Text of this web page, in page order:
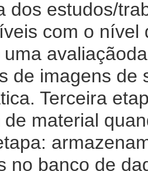
dos estudos/
com o nível
de imagens de
Terceira
material
no banco de